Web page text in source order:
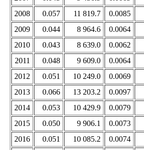
2008
0.057 11 819.7 0.0085
2009
0.044 8 964.6 0.0064
2010
0.043 8 639.0 0.0062
2011
0.048 9 609.0 0.0064
2012
0.051 10 249.0 0.0069
2013
0.066 13 203.2 0.0097
2014
0.053 10 429.9 0.0079
2015
0.050 9 906.1 0.0073
2016
0.051 10 085.2 0.0074